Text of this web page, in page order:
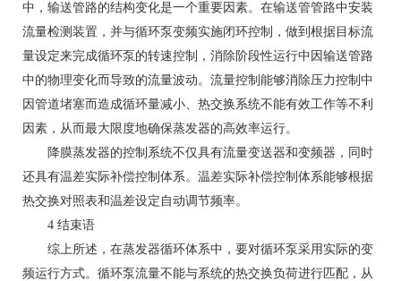
中，输送管路的结构变化是一个重要因素。在输送管管路中安装
流量检测装置，并与循环泵变频实施闭环控制，做到根据目标流
量设定来完成循环泵的转速控制，消除阶段性运行中因输送管路
中的物理变化而导致的流量波动。流量控制能够消除压力控制中
因管道堵塞而造成循环量减小、热交换系统不能有效工作等不利
因素，从而最大限度地确保蒸发器的高效率运行。
降膜蒸发器的控制系统不仅具有流量变送器和变频器，同时
还具有温差实际补偿控制体系。温差实际补偿控制体系能够根据
热交换对照表和温差设定自动调节频率。
4 结束语
综上所述，在蒸发器循环体系中，要对循环泵采用实际的变
频运行方式。循环泵流量不能与系统的热交换负荷进行匹配，从